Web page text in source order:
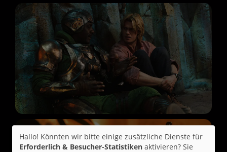
Hallo! Könnten wir bitte einige zusätzliche Dienste für
Erforderlich & Besucher-Statistiken aktivieren? Sie